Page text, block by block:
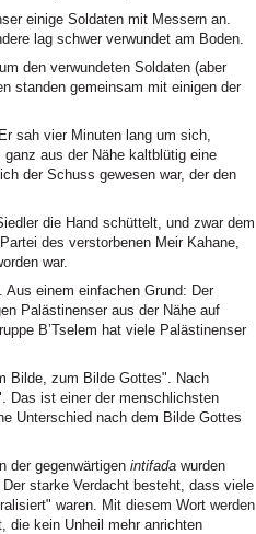
einige Soldaten mit Messern an.
lag schwer verwundet am Boden.
den verwundeten Soldaten (aber
standen gemeinsam mit einigen der
sah vier Minuten lang um sich,
aus der Nähe kaltblütig eine
der Schuss gewesen war, der den
die Hand schüttelt, und zwar dem
des verstorbenen Meir Kahane,
war.
einem einfachen Grund: Der
Palästinenser aus der Nähe auf
B’Tselem hat viele Palästinenser
Bilde, zum Bilde Gottes". Nach
Das ist einer der menschlichsten
Unterschied nach dem Bilde Gottes
der gegenwärtigen intifada wurden
starke Verdacht besteht, dass viele
waren. Mit diesem Wort werden
die kein Unheil mehr anrichten